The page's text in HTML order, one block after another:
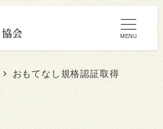
MENU
おもてなし規格認証取得